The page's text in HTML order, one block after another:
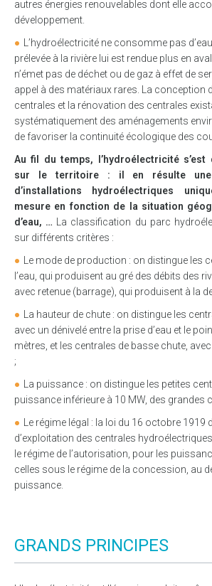
autres énergies renouvelables dont elle
développement.
L’hydroélectricité ne consomme pas
prélevée à la rivière lui est rendue plus en
n’émet pas de déchet ou de gaz à effet de
appel à des matériaux rares. La conception
centrales et la rénovation des centrales
systématiquement des aménagements
de favoriser la continuité écologique des
Au fil du temps, l’hydroélectricité s’est
sur le territoire : il en résulte une
d’installations hydroélectriques
mesure en fonction de la situation
d’eau, … La classification du parc
sur différents critères :
Le mode de production : on distingue les
l’eau, qui produisent au gré des débits des
avec retenue (barrage), qui produisent à la
La hauteur de chute : on distingue les
avec un dénivelé entre la prise d’eau et le
mètres, et les centrales de basse chute,
;
La puissance : on distingue les petites
puissance inférieure à 10 MW, des grandes
Le régime légal : la loi du 16 octobre 1919
d’exploitation des centrales
le régime de l’autorisation, pour les
celles sous le régime de la concession, au
puissance.
GRANDS PRINCIPES